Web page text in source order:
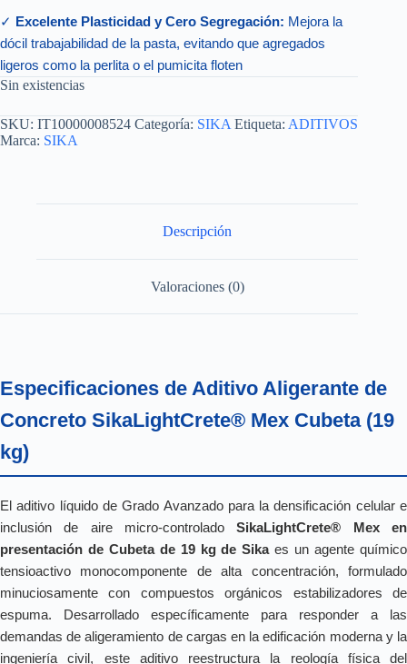
✓ Excelente Plasticidad y Cero Segregación: Mejora la
dócil trabajabilidad de la pasta, evitando que agregados
ligeros como la perlita o el pumicita floten
Sin existencias
SKU: IT10000008524 Categoría: SIKA Etiqueta: ADITIVOS
Marca: SIKA
Descripción
Valoraciones (0)
Especificaciones de Aditivo Aligerante de
Concreto SikaLightCrete® Mex Cubeta (19
kg)
El aditivo líquido de Grado Avanzado para la densificación celular e
inclusión de aire micro-controladoSikaLightCrete® Mex en
presentación de Cubeta de 19 kg de Sikaes un agente químico
tensioactivo monocomponente de alta concentración, formulado
minuciosamente con compuestos orgánicos estabilizadores de
espuma. Desarrollado específicamente para responder a las
demandas de aligeramiento de cargas en la edificación moderna y la
ingeniería civil, este aditivo reestructura la reología física del